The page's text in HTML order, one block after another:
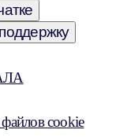
cookie